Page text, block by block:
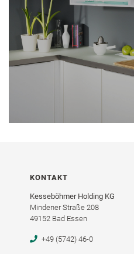
KONTAKT
Kesseböhmer Holding KG
Mindener Straße 208
49152 Bad Essen
+49 (5742) 46-0